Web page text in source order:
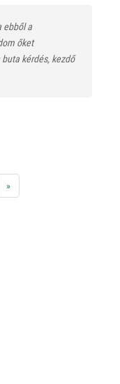
ebből a
őket
kérdés, kezdő
»